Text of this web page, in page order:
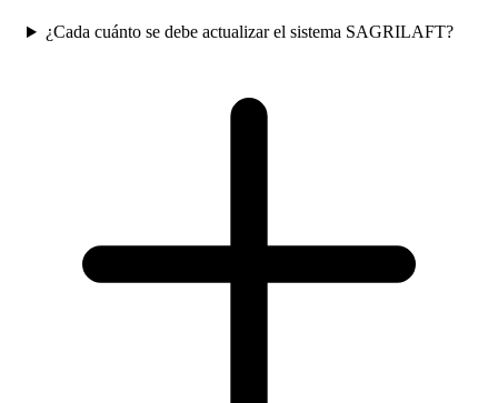
¿Cada cuánto se debe actualizar el sistema SAGRILAFT?